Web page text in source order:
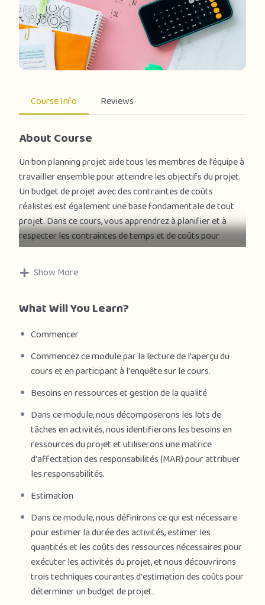
Course Info Reviews
About Course
Un bon planning projet aide tous les membres de l’équipe à
travailler ensemble pour atteindre les objectifs du projet.
Un budget de projet avec des contraintes de coûts
réalistes est également une base fondamentale de tout
projet. Dans ce cours, vous apprendrez à planifier et à
respecter les contraintes de temps et de coûts pour
assurer le succès de vos projets.
À la fin de ce cours, vous serez en mesure de :
2. Décomposer les lots de tâches en activités
activités
4. Définir des jalons et créer un planning des jalons
5. Déterminer le chemin critique et calculer la marge
6. Décrire le but de l’utilisation des décalages avec retard
ou avec avance dans un planning projet
7. Estimer les quantités et les coûts des ressources
nécessaires pour réaliser les activités du projet
8. Sélectionner l’une des trois techniques courantes
d’estimation des coûts pour déterminer le budget d’un
projet
pour attribuer les responsabilités 10. Reconnaître les
composantes d’un plan de gestion de la qualité d’un projet
Show More
What Will You Learn?
Commencer
Commencez ce module par la lecture de l'aperçu du
cours et en participant à l'enquête sur le cours.
Besoins en ressources et gestion de la qualité
Dans ce module, nous décomposerons les lots de
tâches en activités, nous identifierons les besoins en
ressources du projet et utiliserons une matrice
d'affectation des responsabilités (MAR) pour attribuer
les responsabilités.
Estimation
Dans ce module, nous définirons ce qui est nécessaire
pour estimer la durée des activités, estimer les
quantités et les coûts des ressources nécessaires pour
exécuter les activités du projet, et nous découvrirons
trois techniques courantes d'estimation des coûts pour
déterminer un budget de projet.